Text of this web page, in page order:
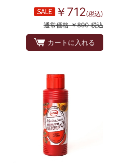
￥712(税込)
通常価格 ￥890 税込
カートに入れる